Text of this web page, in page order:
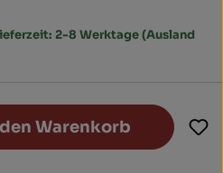
2-8 Werktage (Ausland
Warenkorb